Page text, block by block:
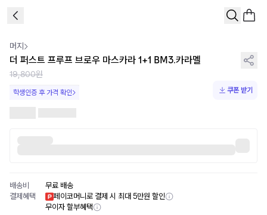
머지
더 퍼스트 프루프 브로우 마스카라 1+1 BM3.카라멜
19,800원
학생인증 후 가격 확인 쿠폰 받기
배송비
무료 배송
결제혜택
페이코머니로 결제 시 최대 5만원 할인
무이자 할부혜택